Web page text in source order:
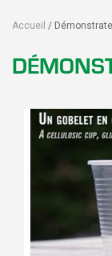
Accueil